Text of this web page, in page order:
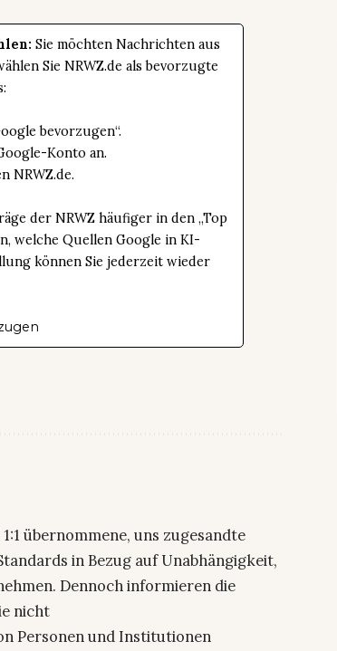
Sie möchten Nachrichten aus
Sie NRWZ.de als bevorzugte
bevorzugen“.
Konto an.
NRWZ.de.
der NRWZ häufiger in den „Top
welche Quellen Google in KI-
können Sie jederzeit wieder
übernommene, uns zugesandte
in Bezug auf Unabhängigkeit,
Dennoch informieren die
nicht
Personen und Institutionen